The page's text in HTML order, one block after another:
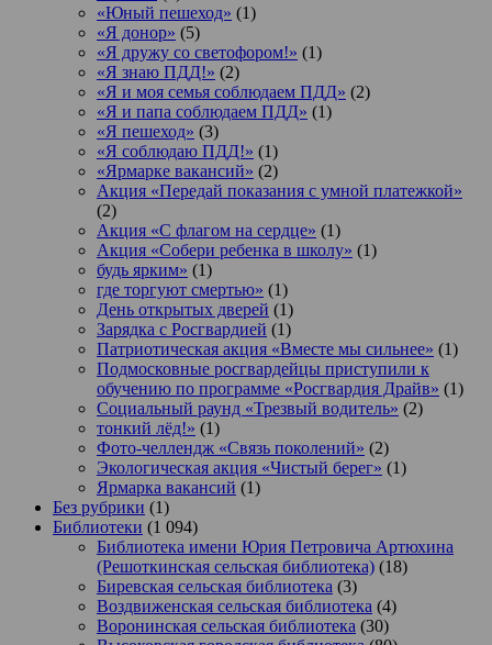
«Юный пешеход» (1)
«Я донор» (5)
«Я дружу со светофором!» (1)
«Я знаю ПДД!» (2)
«Я и моя семья соблюдаем ПДД» (2)
«Я и папа соблюдаем ПДД» (1)
«Я пешеход» (3)
«Я соблюдаю ПДД!» (1)
«Ярмарке вакансий» (2)
Акция «Передай показания с умной платежкой»
(2)
Акция «С флагом на сердце» (1)
Акция «Собери ребенка в школу» (1)
будь ярким» (1)
где торгуют смертью» (1)
День открытых дверей (1)
Зарядка с Росгвардией (1)
Патриотическая акция «Вместе мы сильнее» (1)
Подмосковные росгвардейцы приступили к
обучению по программе «Росгвардия Драйв» (1)
Социальный раунд «Трезвый водитель» (2)
тонкий лёд!» (1)
Фото-челлендж «Связь поколений» (2)
Экологическая акция «Чистый берег» (1)
Ярмарка вакансий (1)
Без рубрики (1)
Библиотеки (1 094)
Библиотека имени Юрия Петровича Артюхина
(Решоткинская сельская библиотека) (18)
Биревская сельская библиотека (3)
Воздвиженская сельская библиотека (4)
Воронинская сельская библиотека (30)